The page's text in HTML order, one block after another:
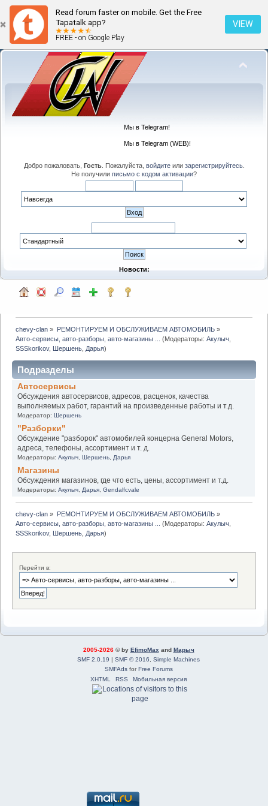
Read forum faster on mobile. Get the Free
Tapatalk app?
FREE - on Google Play
VIEW
Мы в Telegram!
Мы в Telegram (WEB)!
Добро пожаловать, Гость. Пожалуйста, войдитеили зарегистрируйтесь.
Не получили письмо с кодом активации?
Новости:
chevy-clan » РЕМОНТИРУЕМ И ОБСЛУЖИВАЕМ АВТОМОБИЛЬ»
Авто-сервисы, авто-разборы, авто-магазины ...
(Модераторы:Акулыч
SSSkorikov, Шершень Дарья)
Подразделы
Автосервисы
Обсуждения автосервисов, адресов, расценок, качества
выполняемых работ, гарантий на произведенные работы и т.д.
Модератор: Шершень
"Разборки"
Обсуждение "разборок" автомобилей концерна General Motors,
адреса, телефоны, ассортимент и т. д.
Модераторы: Акулыч, Шершень, Дарья
Магазины
Обсуждения магазинов, где что есть, цены, ассортимент и т.д.
Модераторы: Акулыч, Дарья, Gendalfcvale
chevy-clan » РЕМОНТИРУЕМ И ОБСЛУЖИВАЕМ АВТОМОБИЛЬ»
Авто-сервисы, авто-разборы, авто-магазины ...
(Модераторы:Акулыч
SSSkorikov, Шершень Дарья)
Перейти в:
2005-2026© by EfimoMax and Марыч
SMF 2.0.19 | SMF © 2016
Simple Machines
SMFAdsforFree Forums
XHTML
RSS Мобильная версия